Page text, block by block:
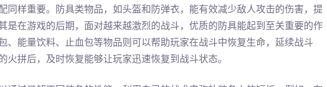
同样重要。防具类物品，如头盔和防弹衣，能有效减少敌人攻击的伤害，提
是在游戏的后期，面对越来越激烈的战斗，优质的防具能起到至关重要的作
、能量饮料、止血包等物品则可以帮助玩家在战斗中恢复生命，延续战斗
火拼后，及时恢复能够让玩家迅速恢复到战斗状态。